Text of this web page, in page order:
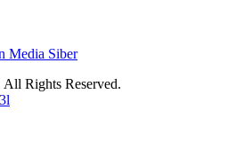
Media Siber
Rights Reserved.